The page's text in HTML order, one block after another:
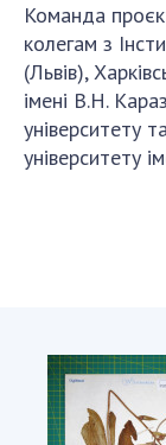
Команда
колегам з
(Львів),
імені В.Н.
університету
університету